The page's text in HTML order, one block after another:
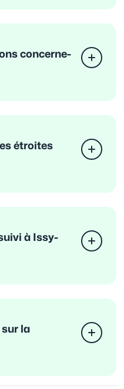
concerne-
étroites
à Issy-
sur la